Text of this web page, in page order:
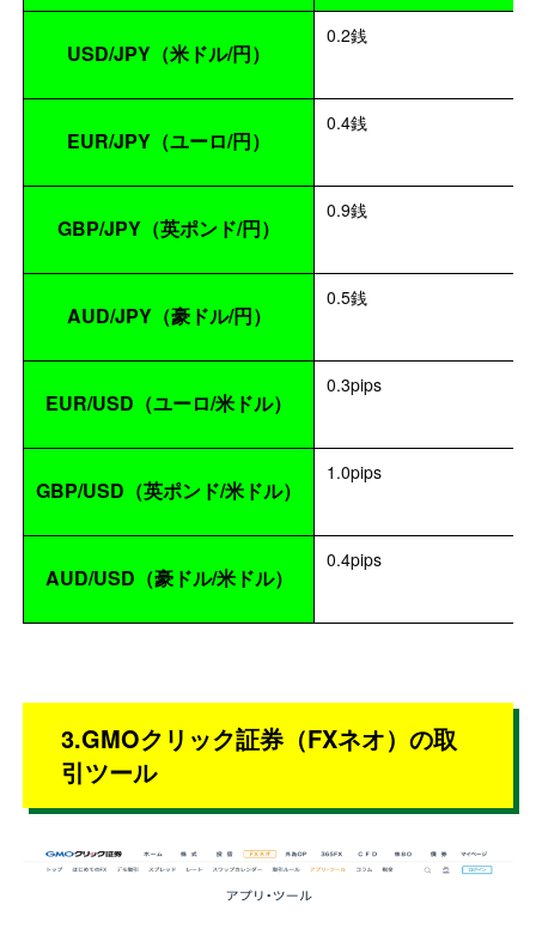
USD/JPY（米ドル/円）
0.2銭
EUR/JPY（ユーロ/円）
0.4銭
GBP/JPY（英ポンド/円）
0.9銭
AUD/JPY（豪ドル/円）
0.5銭
EUR/USD（ユーロ/米ドル）
0.3pips
GBP/USD（英ポンド/米ドル）
1.0pips
AUD/USD（豪ドル/米ドル）
0.4pips
3.GMOクリック証券（FXネオ）の取
引ツール